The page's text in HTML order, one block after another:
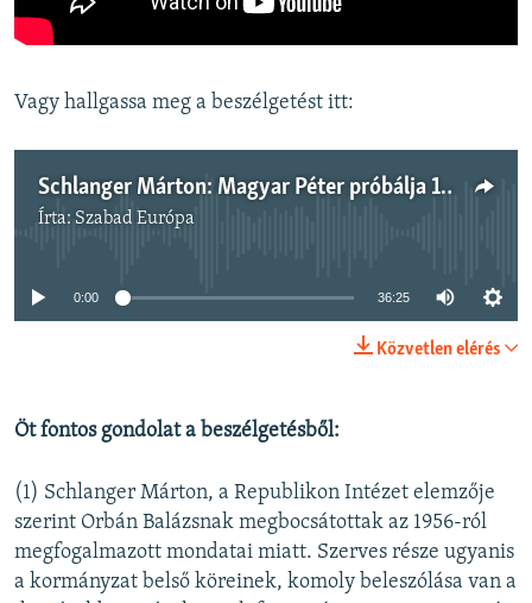
Vagy hallgassa meg a beszélgetést itt:
Schlanger Márton: Magyar Péter próbálja 1956-ot is visszavenni a Fidesztől
Írta: Szabad Európa
Jelenleg nincs elérhető tartalom
0:00 36:25
Közvetlen elérés
Öt fontos gondolat a beszélgetésből:
(1) Schlanger Márton, a Republikon Intézet elemzője
szerint Orbán Balázsnak megbocsátottak az 1956-ról
megfogalmazott mondatai miatt. Szerves része ugyanis
a kormányzat belső köreinek, komoly beleszólása van a